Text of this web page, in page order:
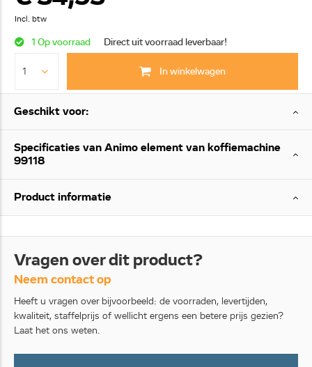
Incl. btw
1 Op voorraad Direct uit voorraad leverbaar!
In winkelwagen
Geschikt voor:
Specificaties van Animo element van koffiemachine
99118
Product informatie
Vragen over dit product?
Neem contact op
Heeft u vragen over bijvoorbeeld: de voorraden, levertijden,
kwaliteit, staffelprijs of wellicht ergens een betere prijs gezien?
Laat het ons weten.